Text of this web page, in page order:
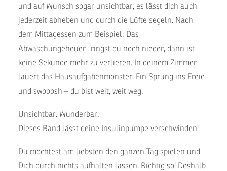
und auf Wunsch sogar unsichtbar, es lässt dich auch
jederzeit abheben und durch die Lüfte segeln. Nach
dem Mittagessen zum Beispiel: Das
Abwaschungeheuer ringst du noch nieder, dann ist
keine Sekunde mehr zu verlieren. In deinem Zimmer
lauert das Hausaufgabenmonster. Ein Sprung ins Freie
und swooosh – du bist weit, weit weg.
Unsichtbar. Wunderbar.
Dieses Band lässt deine Insulinpumpe verschwinden!
Du möchtest am liebsten den ganzen Tag spielen und
Dich durch nichts aufhalten lassen. Richtig so! Deshalb